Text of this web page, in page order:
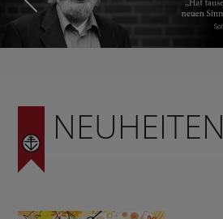
KINDER- & JUGENDBUCH
IDEEN & BEGLEITMATERIAL
NEUHEITEN